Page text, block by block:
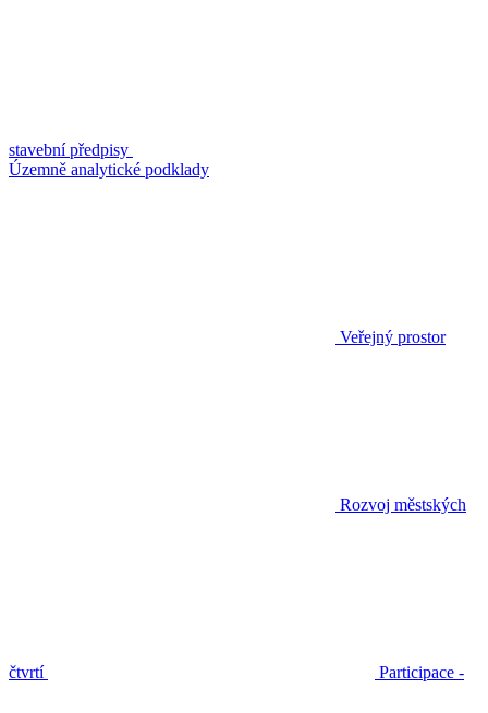
stavební předpisy
Územně analytické podklady
Veřejný prostor
Rozvoj městských
čtvrtí Participace -